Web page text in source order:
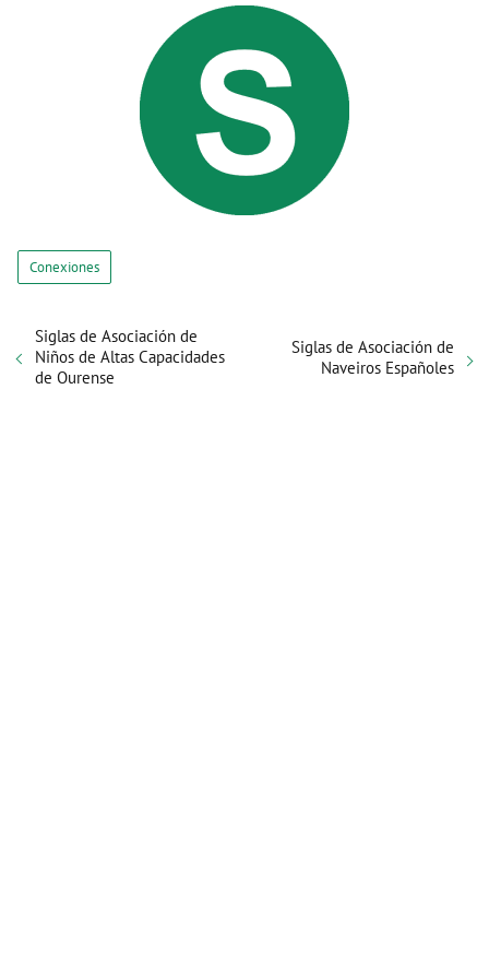
Conexiones
Siglas de Asociación de
Niños de Altas Capacidades
de Ourense
Siglas de Asociación de
Naveiros Españoles